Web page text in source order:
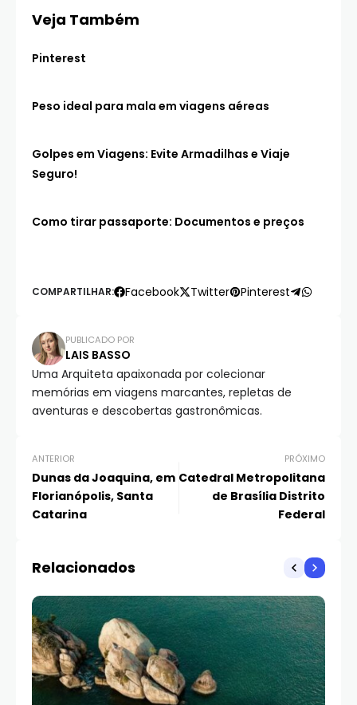
Veja Também
Pinterest
Peso ideal para mala em viagens aéreas
Golpes em Viagens: Evite Armadilhas e Viaje
Seguro!
Como tirar passaporte: Documentos e preços
COMPARTILHAR: Facebook Twitter Pinterest
PUBLICADO POR
LAIS BASSO
Uma Arquiteta apaixonada por colecionar
memórias em viagens marcantes, repletas de
aventuras e descobertas gastronômicas.
ANTERIOR
Dunas da Joaquina, em
Florianópolis, Santa
Catarina
PRÓXIMO
Catedral Metropolitana
de Brasília Distrito
Federal
Relacionados